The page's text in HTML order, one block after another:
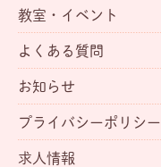
教室・イベント
よくある質問
お知らせ
プライバシーポリシー
求人情報